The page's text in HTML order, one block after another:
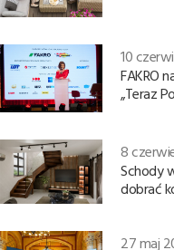
10
FAKRO
„Teraz
8
Schody
dobrać
27 maj